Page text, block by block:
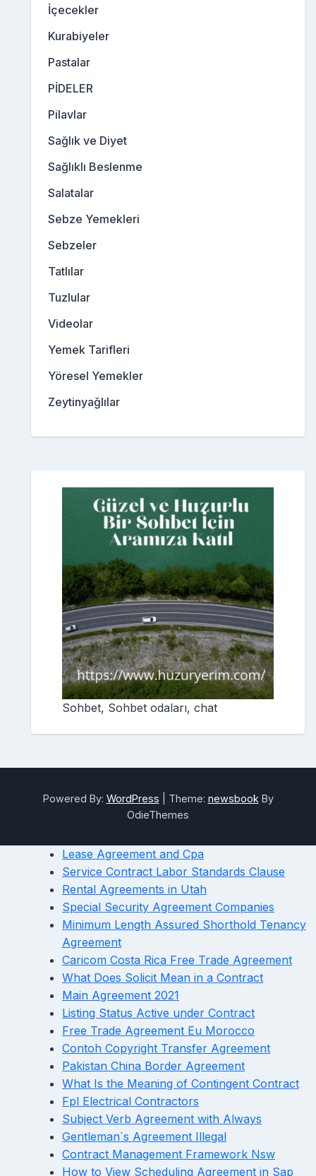
İçecekler
Kurabiyeler
Pastalar
PİDELER
Pilavlar
Sağlık ve Diyet
Sağlıklı Beslenme
Salatalar
Sebze Yemekleri
Sebzeler
Tatlılar
Tuzlular
Videolar
Yemek Tarifleri
Yöresel Yemekler
Zeytinyağlılar
Sohbet, Sohbet odaları, chat
Powered By: WordPress Theme: newsbook By
OdieThemes
Lease Agreement and Cpa
Service Contract Labor Standards Clause
Rental Agreements in Utah
Special Security Agreement Companies
Minimum Length Assured Shorthold Tenancy
Agreement
Caricom Costa Rica Free Trade Agreement
What Does Solicit Mean in a Contract
Main Agreement 2021
Listing Status Active under Contract
Free Trade Agreement Eu Morocco
Contoh Copyright Transfer Agreement
Pakistan China Border Agreement
What Is the Meaning of Contingent Contract
Fpl Electrical Contractors
Subject Verb Agreement with Always
Gentleman`s Agreement Illegal
Contract Management Framework Nsw
How to View Scheduling Agreement in Sap